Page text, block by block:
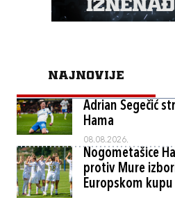
NAJNOVIJE
Adrian Segečić
Hama
08.08.2026.
Nogometašice
protiv Mure
Europskom kupu